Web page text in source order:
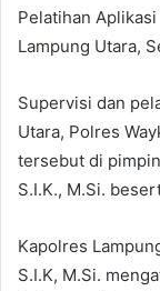
Pelatihan
Lampung Utara,
Supervisi dan
Utara, Polres
tersebut di
S.I.K., M.Si.
Kapolres
S.I.K, M.Si.